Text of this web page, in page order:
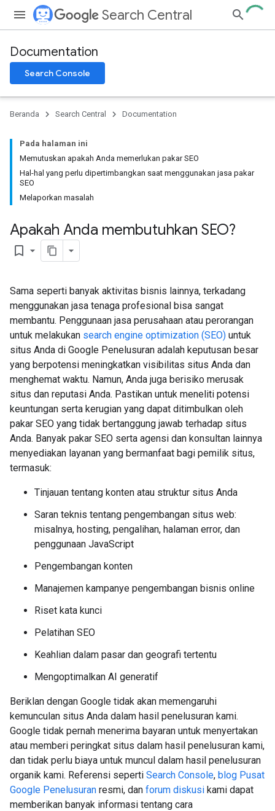
Search Central
Documentation
Search Console
Beranda Search Central Documentation
Pada halaman ini
Memutuskan apakah Anda memerlukan pakar SEO
Hal-hal yang perlu dipertimbangkan saat menggunakan jasa pakar
SEO
Melaporkan masalah
Apakah Anda membutuhkan SEO?
bookmark_border
Sama seperti banyak aktivitas bisnis lainnya, terkadang
menggunakan jasa tenaga profesional bisa sangat
membantu. Penggunaan jasa perusahaan atau perorangan
untuk melakukan search engine optimization (SEO) untuk
situs Anda di Google Penelusuran adalah keputusan besar
yang berpotensi meningkatkan visibilitas situs Anda dan
menghemat waktu. Namun, Anda juga berisiko merusak
situs dan reputasi Anda. Pastikan untuk meneliti potensi
keuntungan serta kerugian yang dapat ditimbulkan oleh
pakar SEO yang tidak bertanggung jawab terhadap situs
Anda. Banyak pakar SEO serta agensi dan konsultan lainnya
menyediakan layanan yang bermanfaat bagi pemilik situs,
termasuk:
Tinjauan tentang konten atau struktur situs Anda
Saran teknis tentang pengembangan situs web:
misalnya, hosting, pengalihan, halaman error, dan
penggunaan JavaScript
Pengembangan konten
Manajemen kampanye pengembangan bisnis online
Riset kata kunci
Pelatihan SEO
Keahlian dalam pasar dan geografi tertentu
Mengoptimalkan AI generatif
Beriklan dengan Google tidak akan memengaruhi
kemunculan situs Anda dalam hasil penelusuran kami.
Google tidak pernah menerima bayaran untuk menyertakan
atau memberi peringkat situs dalam hasil penelusuran kami,
dan tidak perlu biaya untuk muncul dalam hasil penelusuran
organik kami. Referensi seperti Search Console, blog Pusat
Google Penelusuran resmi, dan forum diskusi kami dapat
memberikan banyak informasi tentang cara